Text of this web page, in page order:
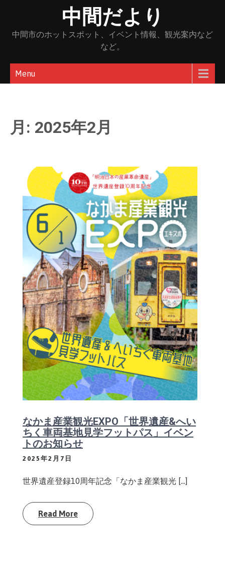
content
中間だより
中間市のホットスポット、イベント情報、観光案内など
など。
Menu
月: 2025年2月
なかま産業観光EXPO「世界遺産&へい
ちく車両基地見学フットパス」イベン
トのお知らせ
2025年2月7日
世界遺産登録10周年記念「なかま産業観光 […]
Read More